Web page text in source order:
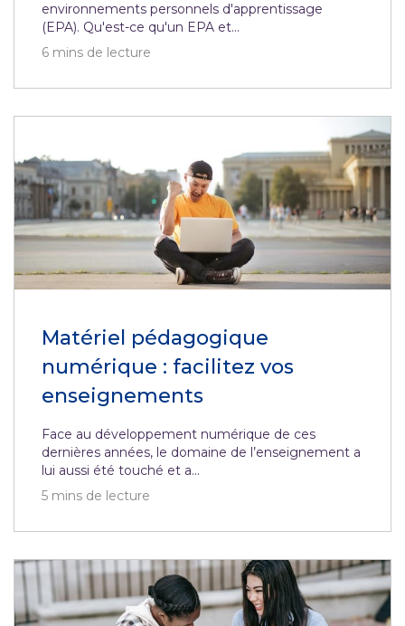
environnements personnels d'apprentissage
(EPA). Qu'est-ce qu'un EPA et...
6 mins de lecture
Matériel pédagogique
numérique : facilitez vos
enseignements
Face au développement numérique de ces
dernières années, le domaine de l’enseignement a
lui aussi été touché et a...
5 mins de lecture